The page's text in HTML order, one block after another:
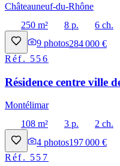
Châteauneuf-du-Rhône
250 m²
8 p. 6 ch.
9 photos284 000 €
Réf. 556
Résidence centre ville
Montélimar
108 m²
3 p.
2 ch.
4 photos197 000 €
Réf. 557